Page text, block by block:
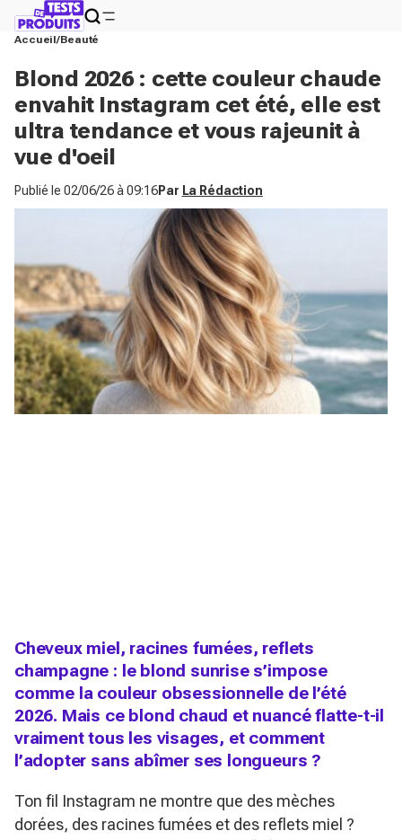
Accueil Beauté
Blond 2026 : cette couleur chaude
envahit Instagram cet été, elle est
ultra tendance et vous rajeunit à
vue d'oeil
Publié le 02/06/26 à 09:16Par La Rédaction
Cheveux miel, racines fumées, reflets
champagne : le blond sunrise s’impose
comme la couleur obsessionnelle de l’été
2026. Mais ce blond chaud et nuancé flatte-t-il
vraiment tous les visages, et comment
l’adopter sans abîmer ses longueurs ?
Ton fil Instagram ne montre que des mèches
dorées, des racines fumées et des reflets miel ?